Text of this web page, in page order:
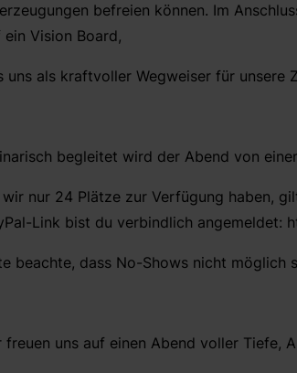
befreien können. Im
ein Vision Board,
uns als kraftvoller Wegweiser für unsere
begleitet wird der Abend von
wir nur 24 Plätze zur Verfügung haben,
Link bist du verbindlich
beachte, dass No-Shows nicht möglich
freuen uns auf einen Abend voller Tiefe,